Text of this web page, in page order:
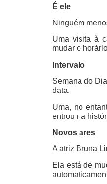
É ele
Ninguém
Uma visita à
mudar o
Intervalo
Semana do
data.
Uma, no
entrou na
Novos ares
A atriz Bruna
Ela está de